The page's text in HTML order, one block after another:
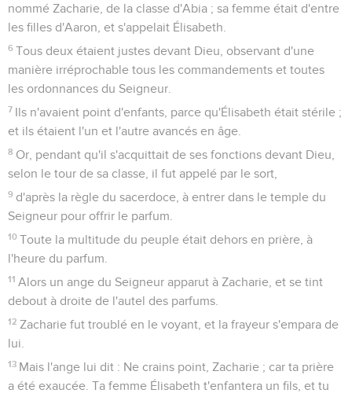
nommé Zacharie, de la classe d'Abia ; sa femme était d'entre
les filles d'Aaron, et s'appelait Élisabeth.
6 Tous deux étaient justes devant Dieu, observant d'une
manière irréprochable tous les commandements et toutes
les ordonnances du Seigneur.
7 Ils n'avaient point d'enfants, parce qu'Élisabeth était stérile ;
et ils étaient l'un et l'autre avancés en âge.
8 Or, pendant qu'il s'acquittait de ses fonctions devant Dieu,
selon le tour de sa classe, il fut appelé par le sort,
9 d'après la règle du sacerdoce, à entrer dans le temple du
Seigneur pour offrir le parfum.
10 Toute la multitude du peuple était dehors en prière, à
l'heure du parfum.
11 Alors un ange du Seigneur apparut à Zacharie, et se tint
debout à droite de l'autel des parfums.
12 Zacharie fut troublé en le voyant, et la frayeur s'empara de
lui.
13 Mais l'ange lui dit : Ne crains point, Zacharie ; car ta prière
a été exaucée. Ta femme Élisabeth t'enfantera un fils, et tu